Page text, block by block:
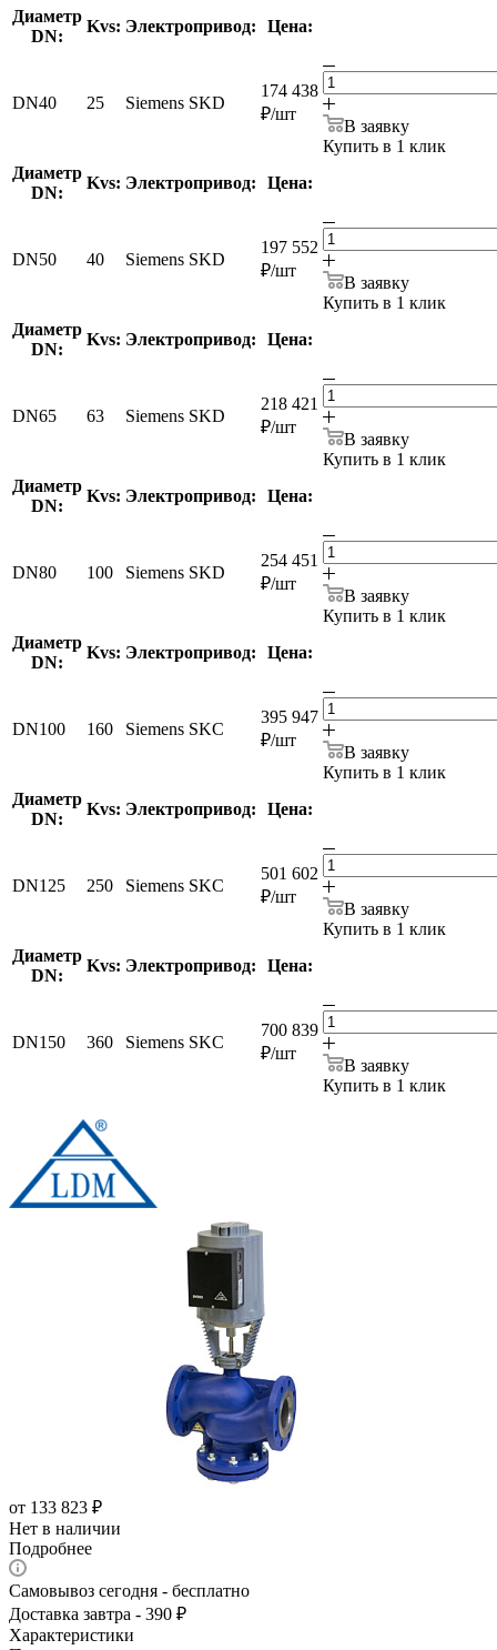
Диаметр
DN:
Kvs: Электропривод: Цена:
DN40 25 Siemens SKD
174 438
₽/шт
В заявку
Купить в 1 клик
Диаметр
DN:
Kvs: Электропривод: Цена:
DN50 40 Siemens SKD
197 552
₽/шт
В заявку
Купить в 1 клик
Диаметр
DN:
Kvs: Электропривод: Цена:
DN65 63 Siemens SKD
218 421
₽/шт
В заявку
Купить в 1 клик
Диаметр
DN:
Kvs: Электропривод: Цена:
DN80 100 Siemens SKD
254 451
₽/шт
В заявку
Купить в 1 клик
Диаметр
DN:
Kvs: Электропривод: Цена:
DN100 160 Siemens SKC
395 947
₽/шт
В заявку
Купить в 1 клик
Диаметр
DN:
Kvs: Электропривод: Цена:
DN125 250 Siemens SKC
501 602
₽/шт
В заявку
Купить в 1 клик
Диаметр
DN:
Kvs: Электропривод: Цена:
DN150 360 Siemens SKC
700 839
₽/шт
В заявку
Купить в 1 клик
от 133 823 ₽
Нет в наличии
Подробнее
Самовывоз сегодня - бесплатно
Доставка завтра - 390 ₽
Характеристики